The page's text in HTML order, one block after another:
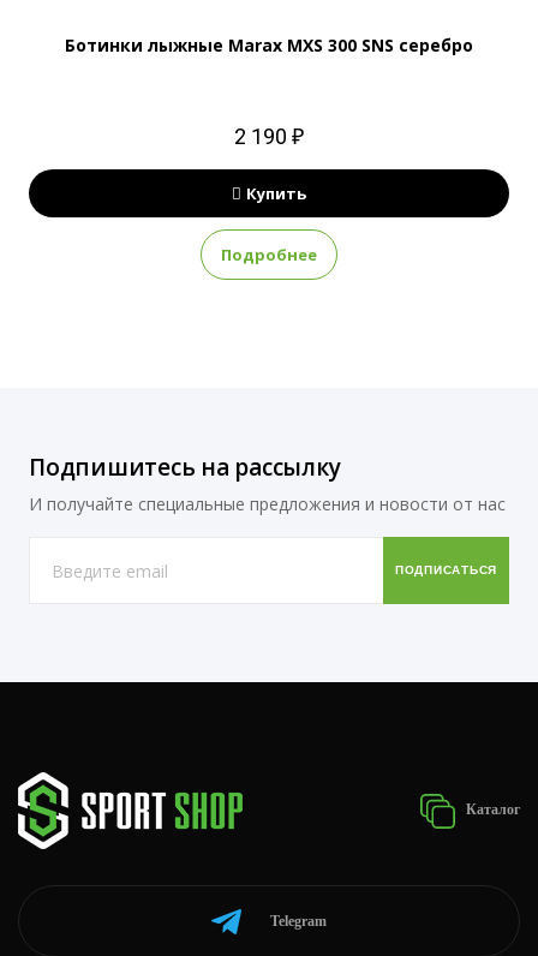
Ботинки лыжные Marax MXS 300 SNS серебро
2 190 ₽
Купить
Подробнее
Подпишитесь на рассылку
И получайте специальные предложения и новости от нас
Каталог
Telegram